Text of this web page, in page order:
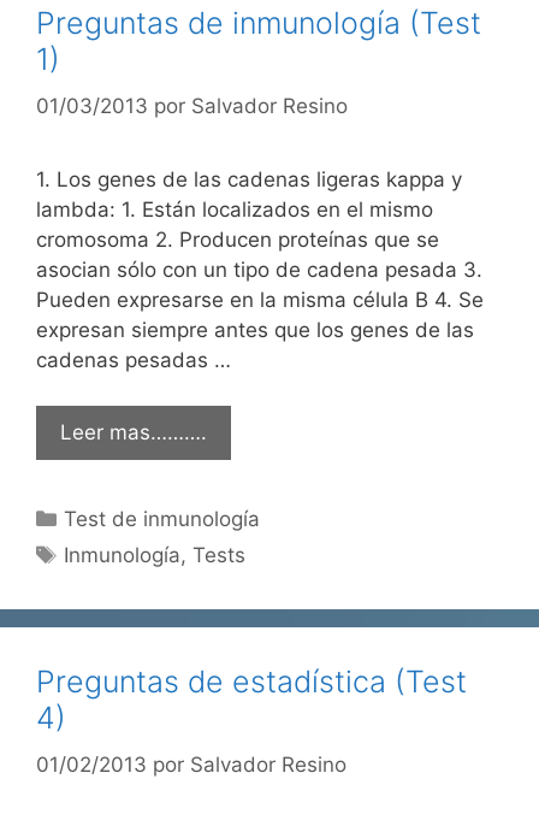
Preguntas de inmunología (Test
1)
01/03/2013 por Salvador Resino
1. Los genes de las cadenas ligeras kappa y
lambda: 1. Están localizados en el mismo
cromosoma 2. Producen proteínas que se
asocian sólo con un tipo de cadena pesada 3.
Pueden expresarse en la misma célula B 4. Se
expresan siempre antes que los genes de las
cadenas pesadas …
Leer mas……….
Categorías
Test de inmunología
Etiquetas
Inmunología,Tests
Preguntas de estadística (Test
4)
01/02/2013 por Salvador Resino